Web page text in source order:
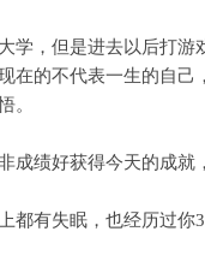
学，但是进去以后打游
在的不代表一生的自己
。
成绩好获得今天的成就
都有失眠，也经历过你